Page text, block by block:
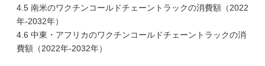
4.5 南米のワクチンコールドチェーントラックの消費額（2022
年-2032年）
4.6 中東・アフリカのワクチンコールドチェーントラックの消
費額（2022年-2032年）